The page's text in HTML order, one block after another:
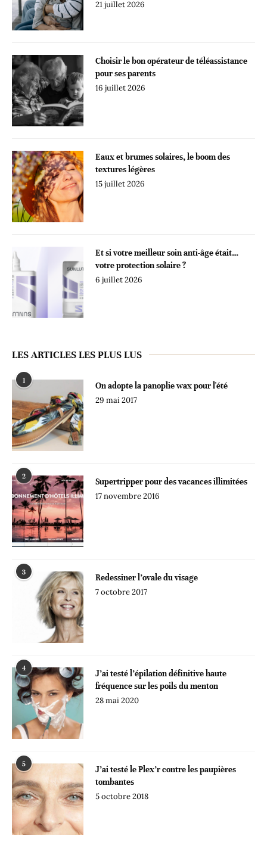
21 juillet 2026
Choisir le bon opérateur de téléassistance
pour ses parents
16 juillet 2026
Eaux et brumes solaires, le boom des
textures légères
15 juillet 2026
Et si votre meilleur soin anti-âge était…
votre protection solaire ?
6 juillet 2026
LES ARTICLES LES PLUS LUS
1
On adopte la panoplie wax pour l'été
29 mai 2017
2
Supertripper pour des vacances illimitées
17 novembre 2016
3
Redessiner l’ovale du visage
7 octobre 2017
4
J’ai testé l’épilation définitive haute
fréquence sur les poils du menton
28 mai 2020
5
J’ai testé le Plex’r contre les paupières
tombantes
5 octobre 2018